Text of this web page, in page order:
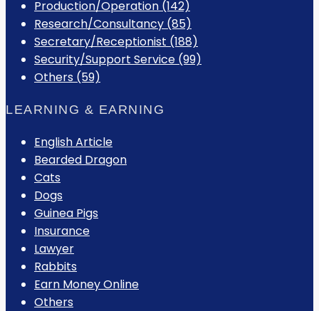
Production/Operation (142)
Research/Consultancy (85)
Secretary/Receptionist (188)
Security/Support Service (99)
Others (59)
LEARNING & EARNING
English Article
Bearded Dragon
Cats
Dogs
Guinea Pigs
Insurance
Lawyer
Rabbits
Earn Money Online
Others